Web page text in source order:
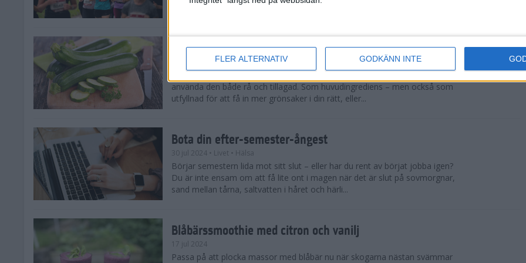
FLER ALTERNATIV GODKÄNN INTE
tips både till dig som satsar på ett rejält pers och t...
Enkla och goda zucchinirecept
• Livet• Recept
använda den både rå och tillagad. Som huvudingrediens – men också som
utfyllnad för att få in mer grönsaker i din rätt, eller...
Bota din efter-semester-ångest
30 jul 2024 • Livet • Hälsa
Börjar semestern lida mot sitt slut – eller har du rent av börjat jobba igen?
Du är inte ensam om att få lite ont i magen när det är slut på sovmorgnar,
sand mellan tårna, saltvatten i håret och härli...
Blåbärssmoothie med citron och vanilj
17 jul 2024
Passa på att plocka massor med blåbär nu när skogarna nästan svämmar